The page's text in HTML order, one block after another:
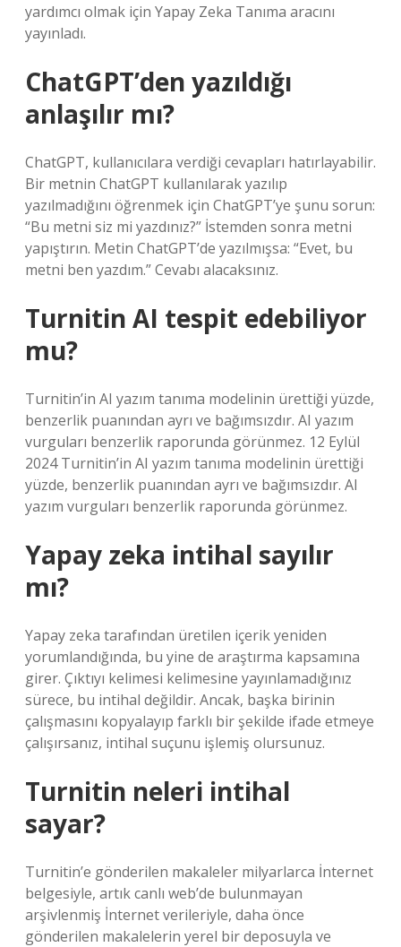
yardımcı olmak için Yapay Zeka Tanıma aracını
yayınladı.
ChatGPT’den yazıldığı
anlaşılır mı?
ChatGPT, kullanıcılara verdiği cevapları hatırlayabilir.
Bir metnin ChatGPT kullanılarak yazılıp
yazılmadığını öğrenmek için ChatGPT’ye şunu sorun:
“Bu metni siz mi yazdınız?” İstemden sonra metni
yapıştırın. Metin ChatGPT’de yazılmışsa: “Evet, bu
metni ben yazdım.” Cevabı alacaksınız.
Turnitin AI tespit edebiliyor
mu?
Turnitin’in AI yazım tanıma modelinin ürettiği yüzde,
benzerlik puanından ayrı ve bağımsızdır. AI yazım
vurguları benzerlik raporunda görünmez. 12 Eylül
2024 Turnitin’in AI yazım tanıma modelinin ürettiği
yüzde, benzerlik puanından ayrı ve bağımsızdır. AI
yazım vurguları benzerlik raporunda görünmez.
Yapay zeka intihal sayılır
mı?
Yapay zeka tarafından üretilen içerik yeniden
yorumlandığında, bu yine de araştırma kapsamına
girer. Çıktıyı kelimesi kelimesine yayınlamadığınız
sürece, bu intihal değildir. Ancak, başka birinin
çalışmasını kopyalayıp farklı bir şekilde ifade etmeye
çalışırsanız, intihal suçunu işlemiş olursunuz.
Turnitin neleri intihal
sayar?
Turnitin’e gönderilen makaleler milyarlarca İnternet
belgesiyle, artık canlı web’de bulunmayan
arşivlenmiş İnternet verileriyle, daha önce
gönderilen makalelerin yerel bir deposuyla ve